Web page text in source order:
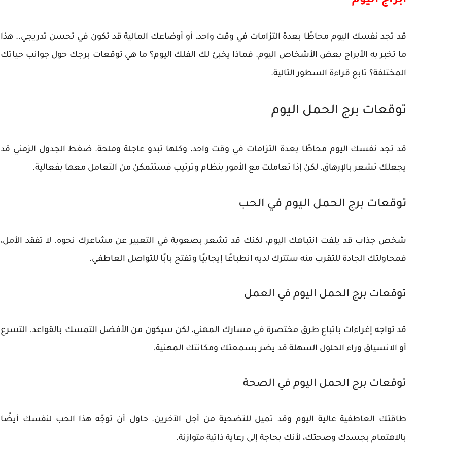
قد تجد نفسك اليوم محاطًا بعدة التزامات في وقت واحد، أو أوضاعك المالية قد تكون في تحسن تدريجي.. هذا
ما تخبر به الأبراج بعض الأشخاص اليوم. فماذا يخبئ لك الفلك اليوم؟ ما هي توقعات برجك حول جوانب حياتك
المختلفة؟ تابع قراءة السطور التالية.
توقعات برج الحمل اليوم
قد تجد نفسك اليوم محاطًا بعدة التزامات في وقت واحد، وكلها تبدو عاجلة وملحة. ضغط الجدول الزمني قد
يجعلك تشعر بالإرهاق، لكن إذا تعاملت مع الأمور بنظام وترتيب فستتمكن من التعامل معها بفعالية.
توقعات برج الحمل اليوم في الحب
شخص جذاب قد يلفت انتباهك اليوم، لكنك قد تشعر بصعوبة في التعبير عن مشاعرك نحوه. لا تفقد الأمل،
فمحاولتك الجادة للتقرب منه ستترك لديه انطباعًا إيجابيًا وتفتح بابًا للتواصل العاطفي.
توقعات برج الحمل اليوم في العمل
قد تواجه إغراءات باتباع طرق مختصرة في مسارك المهني، لكن سيكون من الأفضل التمسك بالقواعد. التسرع
أو الانسياق وراء الحلول السهلة قد يضر بسمعتك ومكانتك المهنية.
توقعات برج الحمل اليوم في الصحة
طاقتك العاطفية عالية اليوم وقد تميل للتضحية من أجل الآخرين. حاول أن توجّه هذا الحب لنفسك أيضًا
بالاهتمام بجسدك وصحتك، لأنك بحاجة إلى رعاية ذاتية متوازنة.